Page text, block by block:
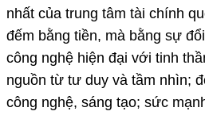
nhất của trung tâm tài chính
đếm bằng tiền, mà bằng sự
công nghệ hiện đại với tinh
nguồn từ tư duy và tầm nhìn;
công nghệ, sáng tạo; sức